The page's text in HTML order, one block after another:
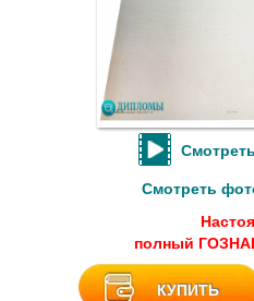
Смотреть
полный
КУПИТЬ